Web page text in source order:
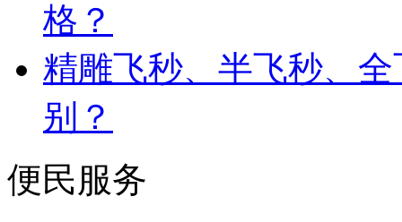
格？
精雕飞秒、半飞秒、
别？
便民服务